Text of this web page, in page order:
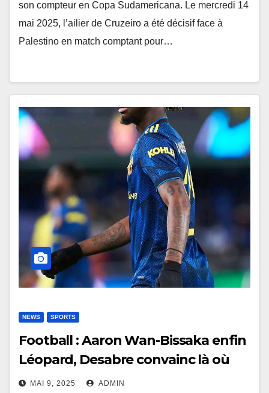
son compteur en Copa Sudamericana. Le mercredi 14
mai 2025, l’ailier de Cruzeiro a été décisif face à
Palestino en match comptant pour…
NEWS SPORTS
Football : Aaron Wan-Bissaka enfin
Léopard, Desabre convainc là où
d’autres ont échoué
MAI 9, 2025 ADMIN